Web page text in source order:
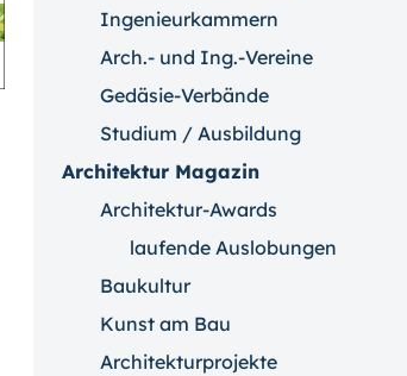
Ingenieurkammern
Arch.- und Ing.-Vereine
Gedäsie-Verbände
Studium / Ausbildung
Architektur Magazin
Architektur-Awards
laufende Auslobungen
Baukultur
Kunst am Bau
Architekturprojekte